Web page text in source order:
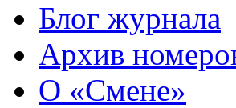
Блог журнала
Архив
О «Смене»